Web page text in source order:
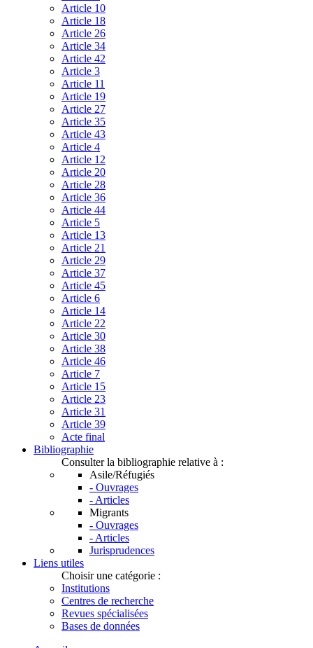
Article 10
Article 18
Article 26
Article 34
Article 42
Article 3
Article 11
Article 19
Article 27
Article 35
Article 43
Article 4
Article 12
Article 20
Article 28
Article 36
Article 44
Article 5
Article 13
Article 21
Article 29
Article 37
Article 45
Article 6
Article 14
Article 22
Article 30
Article 38
Article 46
Article 7
Article 15
Article 23
Article 31
Article 39
Acte final
Bibliographie
Consulter la bibliographie relative à :
Asile/Réfugiés
- Ouvrages
- Articles
Migrants
- Ouvrages
- Articles
Jurisprudences
Liens utiles
Choisir une catégorie :
Institutions
Centres de recherche
Revues spécialisées
Bases de données